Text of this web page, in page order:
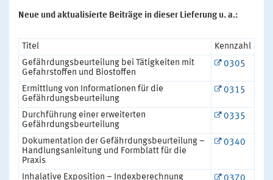
Neue und aktualisierte Beiträge in dieser Lieferung u. a.:
Titel
Kennzahl
Gefährdungsbeurteilung bei Tätigkeiten mit
Gefahrstoffen und Biostoffen
0305
Ermittlung von Informationen für die
Gefährdungsbeurteilung
0315
Durchführung einer erweiterten
Gefährdungsbeurteilung
0335
Dokumentation der Gefährdungsbeurteilung –
Handlungsanleitung und Formblatt für die
Praxis
0340
Inhalative Exposition – Indexberechnung